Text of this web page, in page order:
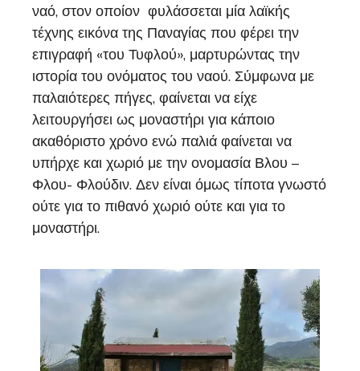
ναό, στον οποίον φυλάσσεται μία λαϊκής
τέχνης εικόνα της Παναγίας που φέρει την
επιγραφή «του Τυφλού», μαρτυρώντας την
ιστορία του ονόματος του ναού. Σύμφωνα με
παλαιότερες πήγες, φαίνεται να είχε
λειτουργήσει ως μοναστήρι για κάποιο
ακαθόριστο χρόνο ενώ παλιά φαίνεται να
υπήρχε και χωριό με την ονομασία Βλου –
Φλου- Φλούδιν. Δεν είναι όμως τίποτα γνωστό
ούτε για το πιθανό χωριό ούτε και για το
μοναστήρι.